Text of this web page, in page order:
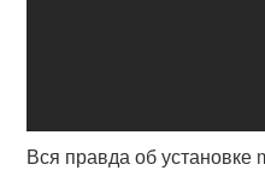
Вся правда об